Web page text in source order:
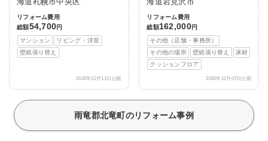
海道札幌市中央区
リフォーム費用
総額54,700円
マンション
リビング・洋室
壁紙張り替え
2020年12月11日公開
海道岩見沢市
リフォーム費用
総額162,000円
その他（店舗・事務所）
その他の場所
壁紙張り替え
床材
クッションフロア
2020年12月07日公開
雨竜郡北竜町のリフォーム事例